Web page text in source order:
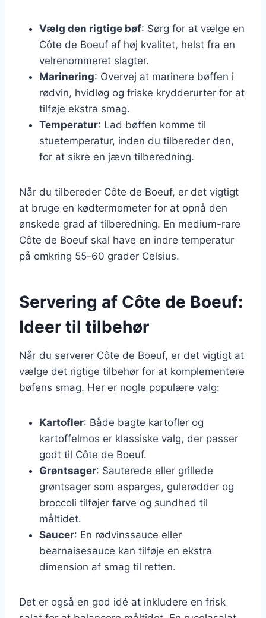
Vælg den rigtige bøf: Sørg for at vælge en
Côte de Boeuf af høj kvalitet, helst fra en
velrenommeret slagter.
Marinering: Overvej at marinere bøffen i
rødvin, hvidløg og friske krydderurter for at
tilføje ekstra smag.
Temperatur: Lad bøffen komme til
stuetemperatur, inden du tilbereder den,
for at sikre en jævn tilberedning.
Når du tilbereder Côte de Boeuf, er det vigtigt
at bruge en kødtermometer for at opnå den
ønskede grad af tilberedning. En medium-rare
Côte de Boeuf skal have en indre temperatur
på omkring 55-60 grader Celsius.
Servering af Côte de Boeuf:
Ideer til tilbehør
Når du serverer Côte de Boeuf, er det vigtigt at
vælge det rigtige tilbehør for at komplementere
bøfens smag. Her er nogle populære valg:
Kartofler: Både bagte kartofler og
kartoffelmos er klassiske valg, der passer
godt til Côte de Boeuf.
Grøntsager: Sauterede eller grillede
grøntsager som asparges, gulerødder og
broccoli tilføjer farve og sundhed til
måltidet.
Saucer: En rødvinssauce eller
bearnaisesauce kan tilføje en ekstra
dimension af smag til retten.
Det er også en god idé at inkludere en frisk